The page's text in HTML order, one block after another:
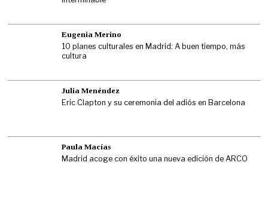
Eugenia Merino
10 planes culturales en Madrid: A buen tiempo, más
cultura
Julia Menéndez
Eric Clapton y su ceremonia del adiós en Barcelona
Paula Macías
Madrid acoge con éxito una nueva edición de ARCO